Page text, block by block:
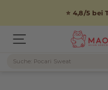
⭐ 4,8/5 bei
Seitennavigation
M
A
O
Suche